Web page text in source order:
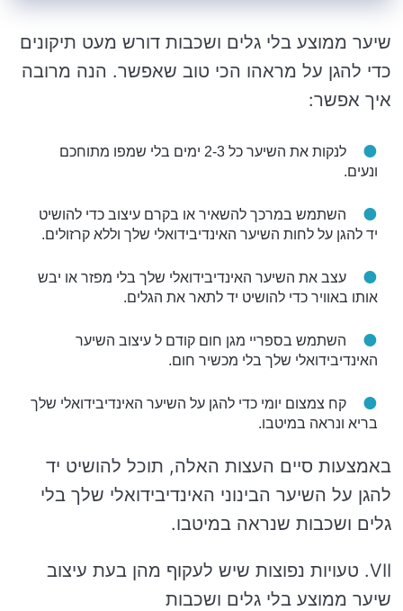
שיער ממוצע בלי גלים ושכבות דורש מעט תיקונים
כדי להגן על מראהו הכי טוב שאפשר. הנה מרובה
איך אפשר:
לנקות את השיער כל 2-3 ימים בלי שמפו מתוחכם
ונעים.
השתמש במרכך להשאיר או בקרם עיצוב כדי להושיט
יד להגן על לחות השיער האינדיבידואלי שלך וללא קרזולים.
עצב את השיער האינדיבידואלי שלך בלי מפזר או יבש
אותו באוויר כדי להושיט יד לתאר את הגלים.
השתמש בספריי מגן חום קודם ל עיצוב השיער
האינדיבידואלי שלך בלי מכשיר חום.
קח צמצום יומי כדי להגן על השיער האינדיבידואלי שלך
בריא ונראה במיטבו.
באמצעות סיים העצות האלה, תוכל להושיט יד
להגן על השיער הבינוני האינדיבידואלי שלך בלי
גלים ושכבות שנראה במיטבו.
VII. טעויות נפוצות שיש לעקוף מהן בעת ​​עיצוב
שיער ממוצע בלי גלים ושכבות